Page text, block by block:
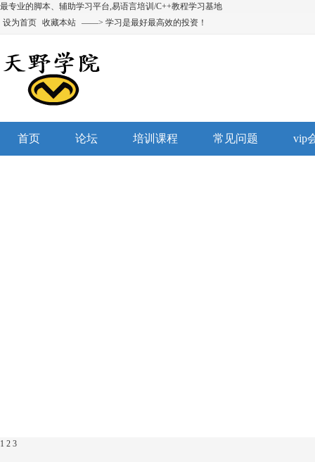
最专业的脚本、辅助学习平台,易语言培训/C++教程学习基地
设为首页 收藏本站 ——> 学习是最好最高效的投资！
首页 论坛 培训课程 常见问题 vip
1 2 3